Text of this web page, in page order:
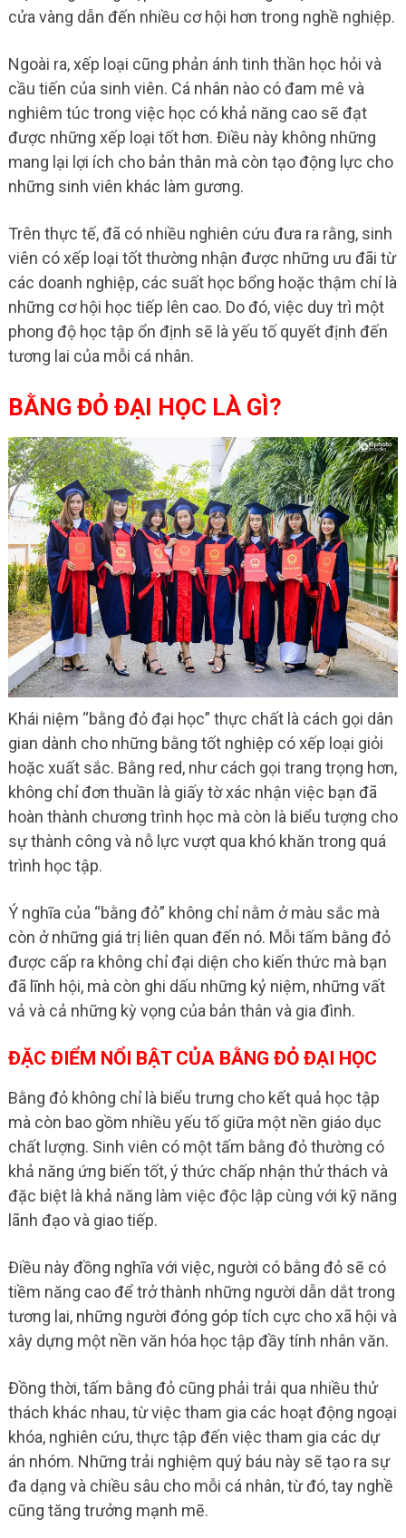
cửa vàng dẫn đến nhiều cơ hội hơn trong nghề nghiệp.
Ngoài ra, xếp loại cũng phản ánh tinh thần học hỏi và
cầu tiến của sinh viên. Cá nhân nào có đam mê và
nghiêm túc trong việc học có khả năng cao sẽ đạt
được những xếp loại tốt hơn. Điều này không những
mang lại lợi ích cho bản thân mà còn tạo động lực cho
những sinh viên khác làm gương.
Trên thực tế, đã có nhiều nghiên cứu đưa ra rằng, sinh
viên có xếp loại tốt thường nhận được những ưu đãi từ
các doanh nghiệp, các suất học bổng hoặc thậm chí là
những cơ hội học tiếp lên cao. Do đó, việc duy trì một
phong độ học tập ổn định sẽ là yếu tố quyết định đến
tương lai của mỗi cá nhân.
BẰNG ĐỎ ĐẠI HỌC LÀ GÌ?
Khái niệm “bằng đỏ đại học” thực chất là cách gọi dân
gian dành cho những bằng tốt nghiệp có xếp loại giỏi
hoặc xuất sắc. Bằng red, như cách gọi trang trọng hơn,
không chỉ đơn thuần là giấy tờ xác nhận việc bạn đã
hoàn thành chương trình học mà còn là biểu tượng cho
sự thành công và nỗ lực vượt qua khó khăn trong quá
trình học tập.
Ý nghĩa của “bằng đỏ” không chỉ nằm ở màu sắc mà
còn ở những giá trị liên quan đến nó. Mỗi tấm bằng đỏ
được cấp ra không chỉ đại diện cho kiến thức mà bạn
đã lĩnh hội, mà còn ghi dấu những kỷ niệm, những vất
vả và cả những kỳ vọng của bản thân và gia đình.
ĐẶC ĐIỂM NỔI BẬT CỦA BẰNG ĐỎ ĐẠI HỌC
Bằng đỏ không chỉ là biểu trưng cho kết quả học tập
mà còn bao gồm nhiều yếu tố giữa một nền giáo dục
chất lượng. Sinh viên có một tấm bằng đỏ thường có
khả năng ứng biến tốt, ý thức chấp nhận thử thách và
đặc biệt là khả năng làm việc độc lập cùng với kỹ năng
lãnh đạo và giao tiếp.
Điều này đồng nghĩa với việc, người có bằng đỏ sẽ có
tiềm năng cao để trở thành những người dẫn dắt trong
tương lai, những người đóng góp tích cực cho xã hội và
xây dựng một nền văn hóa học tập đầy tính nhân văn.
Đồng thời, tấm bằng đỏ cũng phải trải qua nhiều thử
thách khác nhau, từ việc tham gia các hoạt động ngoại
khóa, nghiên cứu, thực tập đến việc tham gia các dự
án nhóm. Những trải nghiệm quý báu này sẽ tạo ra sự
đa dạng và chiều sâu cho mỗi cá nhân, từ đó, tay nghề
cũng tăng trưởng mạnh mẽ.